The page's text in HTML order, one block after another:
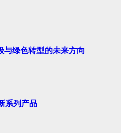
与绿色转型的未来方向
系列产品